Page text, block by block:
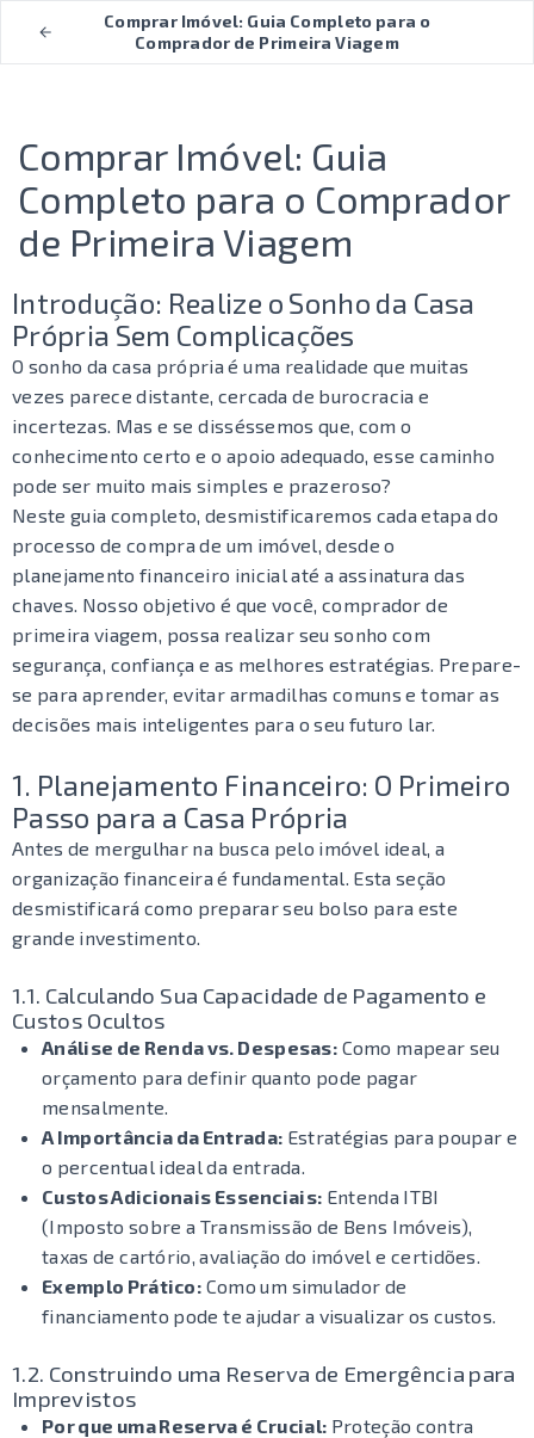
Comprar Imóvel: Guia Completo para o
Comprador de Primeira Viagem
Comprar Imóvel: Guia
Completo para o Comprador
de Primeira Viagem
Introdução: Realize o Sonho da Casa
Própria Sem Complicações
O sonho da casa própria é uma realidade que muitas
vezes parece distante, cercada de burocracia e
incertezas. Mas e se disséssemos que, com o
conhecimento certo e o apoio adequado, esse caminho
pode ser muito mais simples e prazeroso?
Neste guia completo, desmistificaremos cada etapa do
processo de compra de um imóvel, desde o
planejamento financeiro inicial até a assinatura das
chaves. Nosso objetivo é que você, comprador de
primeira viagem, possa realizar seu sonho com
segurança, confiança e as melhores estratégias. Prepare-
se para aprender, evitar armadilhas comuns e tomar as
decisões mais inteligentes para o seu futuro lar.
1. Planejamento Financeiro: O Primeiro
Passo para a Casa Própria
Antes de mergulhar na busca pelo imóvel ideal, a
organização financeira é fundamental. Esta seção
desmistificará como preparar seu bolso para este
grande investimento.
1.1. Calculando Sua Capacidade de Pagamento e
Custos Ocultos
Análise de Renda vs. Despesas: Como mapear seu
orçamento para definir quanto pode pagar
mensalmente.
A Importância da Entrada: Estratégias para poupar e
o percentual ideal da entrada.
Custos Adicionais Essenciais: Entenda ITBI
(Imposto sobre a Transmissão de Bens Imóveis),
taxas de cartório, avaliação do imóvel e certidões.
Exemplo Prático: Como um simulador de
financiamento pode te ajudar a visualizar os custos.
1.2. Construindo uma Reserva de Emergência para
Imprevistos
Por que uma Reserva é Crucial: Proteção contra